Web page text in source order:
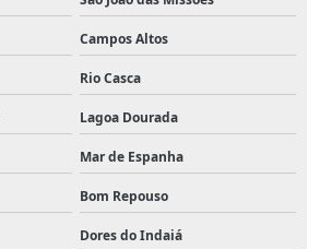
Campos Altos
Rio Casca
Lagoa Dourada
Mar de Espanha
Bom Repouso
Dores do Indaiá